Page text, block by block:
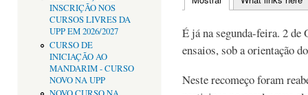
INSCRIÇÃO NOS
CURSOS LIVRES DA
UPP EM 2026/2027
CURSO DE
INICIAÇÃO AO
MANDARIM - CURSO
NOVO NA UPP
Separadores
É já na segunda-feira. 2 de
ensaios, sob a orientação
Neste recomeço foram